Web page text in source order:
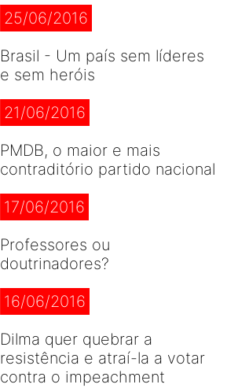
25/06/2016
Brasil - Um país sem líderes
e sem heróis
21/06/2016
PMDB, o maior e mais
contraditório partido nacional
17/06/2016
Professores ou
doutrinadores?
16/06/2016
Dilma quer quebrar a
resistência e atraí-la a votar
contra o impeachment